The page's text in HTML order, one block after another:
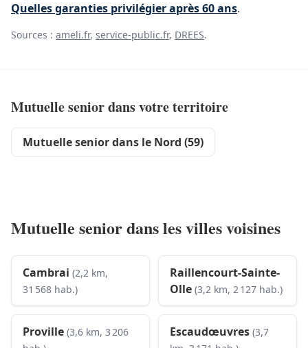
Quelles garanties privilégier après 60 ans.
Sources : ameli.fr, service-public.fr, DREES.
Mutuelle senior dans votre territoire
Mutuelle senior dans le Nord (59)
Mutuelle senior dans les villes voisines
Cambrai (2,2 km,
31 568 hab.)
Raillencourt-Sainte-
Olle (3,2 km, 2 127 hab.)
Proville (3,6 km, 3 206
Escaudœuvres (3,7